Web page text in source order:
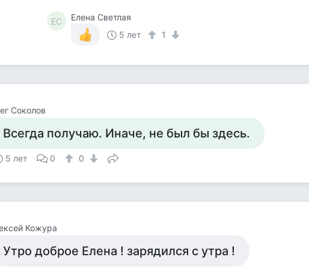
ЕС
Елена Светлая
5 лет
1
Соколов
Всегда получаю. Иначе, не был бы здесь.
5 лет 0 0
Кожура
Утро доброе Елена ! зарядился с утра !